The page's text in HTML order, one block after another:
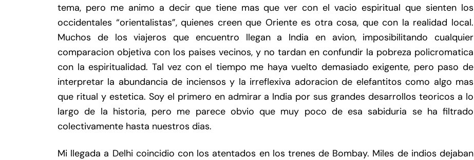
tema, pero me animo a decir que tiene mas que ver con el vacio espiritual que sienten los
occidentales “orientalistas”, quienes creen que Oriente es otra cosa, que con la realidad local.
Muchos de los viajeros que encuentro llegan a India en avion, imposibilitando cualquier
comparacion objetiva con los paises vecinos, y no tardan en confundir la pobreza policromatica
con la espiritualidad. Tal vez con el tiempo me haya vuelto demasiado exigente, pero paso de
interpretar la abundancia de inciensos y la irreflexiva adoracion de elefantitos como algo mas
que ritual y estetica. Soy el primero en admirar a India por sus grandes desarrollos teoricos a lo
largo de la historia, pero me parece obvio que muy poco de esa sabiduria se ha filtrado
colectivamente hasta nuestros dias.
Mi llegada a Delhi coincidio con los atentados en los trenes de Bombay. Miles de indios dejaban